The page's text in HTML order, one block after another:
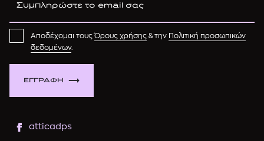
ΕΓΓΡΑΦΗ
Αποδέχομαι τουςΌρους χρήσης & την Πολιτική προσωπικών
δεδομένων.
atticadps